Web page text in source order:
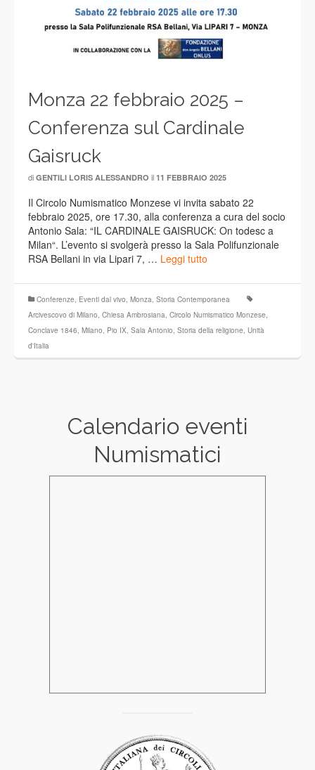
Monza 22 febbraio 2025 –
Conferenza sul Cardinale
Gaisruck
di GENTILI LORIS ALESSANDRO il 11 FEBBRAIO 2025
Il Circolo Numismatico Monzese vi invita sabato 22
febbraio 2025, ore 17.30, alla conferenza a cura del socio
Antonio Sala: “IL CARDINALE GAISRUCK: On todesc a
Milan“. L’evento si svolgerà presso la Sala Polifunzionale
RSA Bellani in via Lipari 7, … Leggi tutto
Conferenze, Eventi dal vivo, Monza, Storia Contemporanea
Arcivescovo di Milano, Chiesa Ambrosiana, Circolo Numismatico Monzese,
Conclave 1846, Milano, Pio IX, Sala Antonio, Storia della religione, Unità
d'Italia
Calendario eventi
Numismatici